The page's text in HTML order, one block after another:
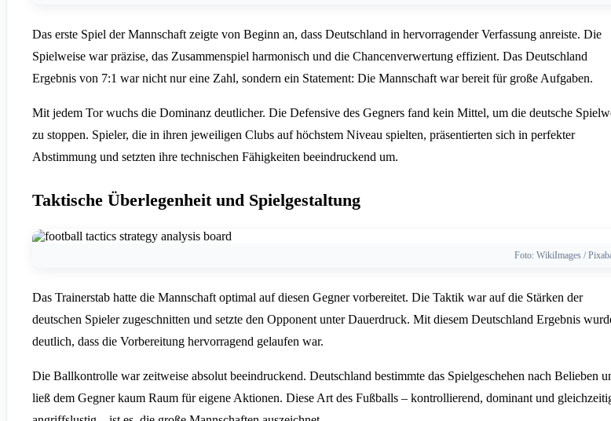
Das erste Spiel der Mannschaft zeigte von Beginn an, dass Deutschland in hervorragender Verfassung anreiste. Die
Spielweise war präzise, das Zusammenspiel harmonisch und die Chancenverwertung effizient. Das Deutschland
Ergebnis von 7:1 war nicht nur eine Zahl, sondern ein Statement: Die Mannschaft war bereit für große Aufgaben.
Mit jedem Tor wuchs die Dominanz deutlicher. Die Defensive des Gegners fand kein Mittel, um die deutsche
zu stoppen. Spieler, die in ihren jeweiligen Clubs auf höchstem Niveau spielten, präsentierten sich in perfekter
Abstimmung und setzten ihre technischen Fähigkeiten beeindruckend um.
Taktische Überlegenheit und Spielgestaltung
Foto: WikiImages /
Das Trainerstab hatte die Mannschaft optimal auf diesen Gegner vorbereitet. Die Taktik war auf die Stärken der
deutschen Spieler zugeschnitten und setzte den Opponent unter Dauerdruck. Mit diesem Deutschland Ergebnis
deutlich, dass die Vorbereitung hervorragend gelaufen war.
Die Ballkontrolle war zeitweise absolut beeindruckend. Deutschland bestimmte das Spielgeschehen nach Belieben
ließ dem Gegner kaum Raum für eigene Aktionen. Diese Art des Fußballs – kontrollierend, dominant und